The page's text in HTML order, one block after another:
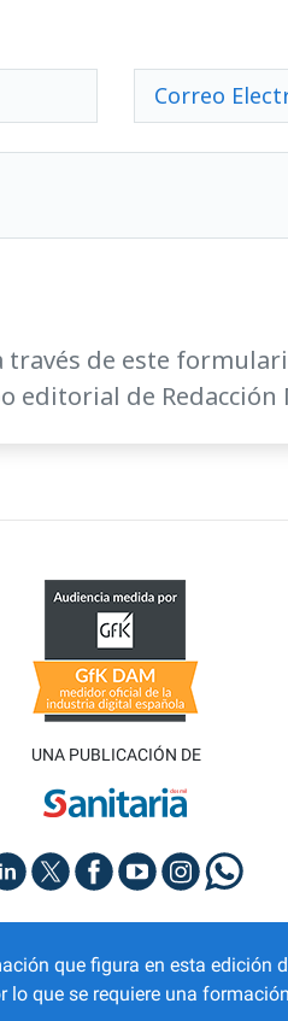
de este
editorial de Redacción
UNA PUBLICACIÓN DE
que figura en esta
que se requiere una